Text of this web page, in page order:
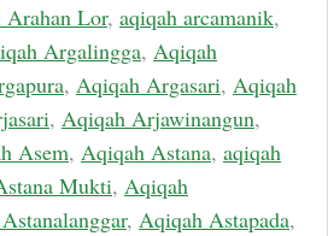
Arahan Lor, aqiqah arcamanik,
Argalingga, Aqiqah
, Aqiqah Argasari, Aqiqah
, Aqiqah Arjawinangun,
Asem, Aqiqah Astana, aqiqah
Mukti, Aqiqah
, Aqiqah Astapada,